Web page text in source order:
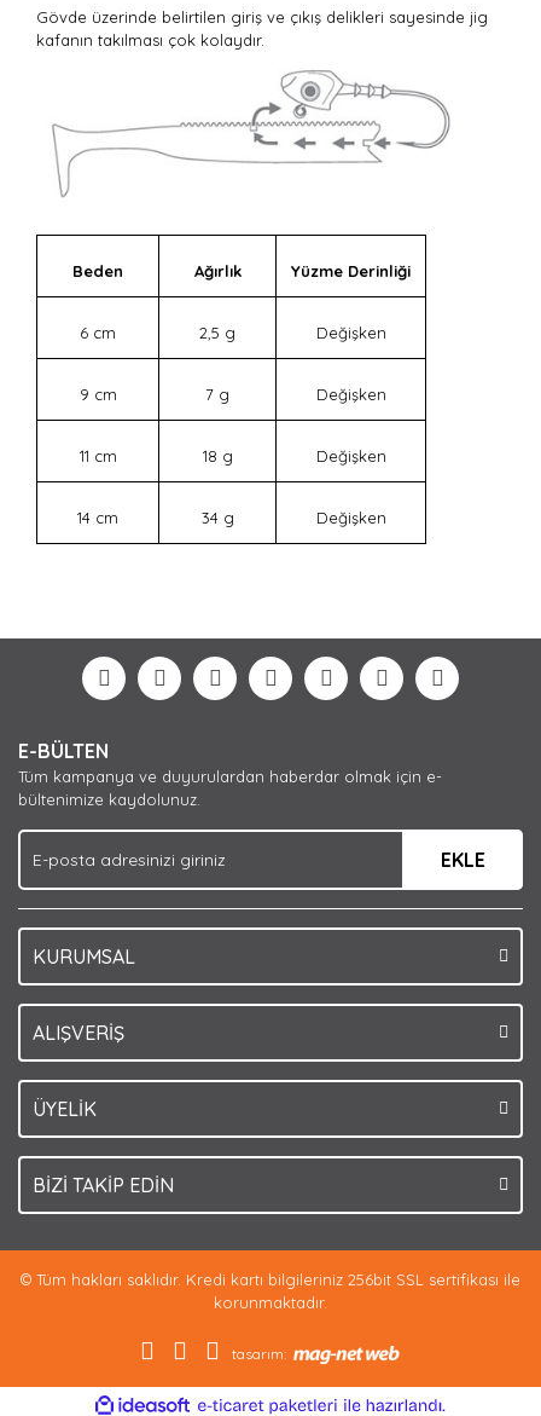
Gövde üzerinde belirtilen giriş ve çıkış delikleri sayesinde jig
kafanın takılması çok kolaydır.
Beden Ağırlık Yüzme Derinliği
6 cm 2,5 g Değişken
9 cm 7 g Değişken
11 cm 18 g Değişken
14 cm 34 g Değişken
Yorum Yaz
formunu kullanarak tarafımıza iletebilirsiniz.
Görüş ve önerileriniz için teşekkür ederiz.
Ürün açıklamasında eksik bilgiler bulunuyor.
Ürün bilgilerinde hatalar bulunuyor.
Bu ürüne benzer farklı alternatifler olmalı.
E-BÜLTEN
Tüm kampanya ve duyurulardan haberdar olmak için e-
bültenimize kaydolunuz.
EKLE
KURUMSAL
ALIŞVERİŞ
ÜYELİK
BİZİ TAKİP EDİN
© Tüm hakları saklıdır. Kredi kartı bilgileriniz 256bit SSL sertifikası ile
korunmaktadır.
tasarım:
ideasoft e-